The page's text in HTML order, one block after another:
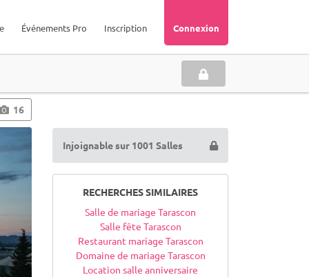
Connexion
Inscription
Événements Pro
16
Injoignable sur 1001 Salles
RECHERCHES SIMILAIRES
Salle de mariage Tarascon
Salle fête Tarascon
Restaurant mariage Tarascon
Domaine de mariage Tarascon
Location salle anniversaire